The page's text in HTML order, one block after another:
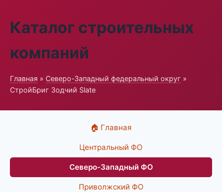
Каталог строительных
компаний
Главная » Северо-Западный федеральный округ »
СтройБриг Зодчий Slate
🏠 Главная
Центральный ФО
Северо-Западный ФО
Приволжский ФО